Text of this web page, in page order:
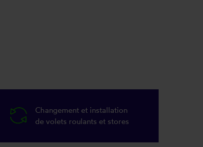
Changement et installation
de volets roulants et stores